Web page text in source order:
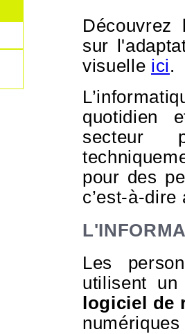
sur
visuelle ici.
quotidien
secteur
pour des
c’est-à-
Les
utilisent
logiciel de
numériques